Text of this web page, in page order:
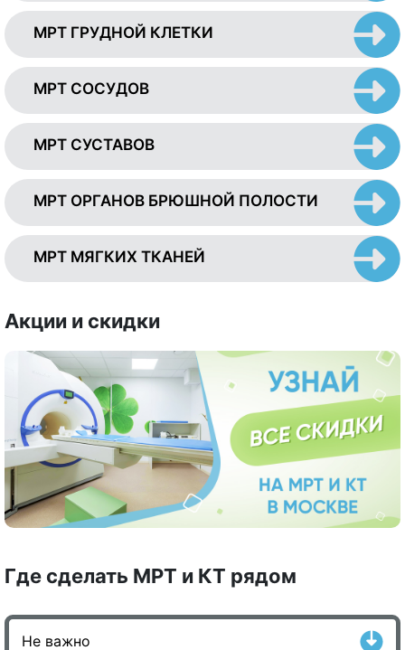
МРТ ГРУДНОЙ КЛЕТКИ
МРТ СОСУДОВ
МРТ СУСТАВОВ
МРТ ОРГАНОВ БРЮШНОЙ ПОЛОСТИ
МРТ МЯГКИХ ТКАНЕЙ
Акции и скидки
Где сделать МРТ и КТ рядом